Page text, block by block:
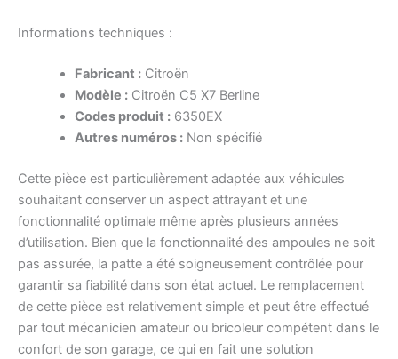
Informations techniques :
Fabricant :Citroën
Modèle :Citroën C5 X7 Berline
Codes produit :6350EX
Autres numéros :Non spécifié
Cette pièce est particulièrement adaptée aux véhicules
souhaitant conserver un aspect attrayant et une
fonctionnalité optimale même après plusieurs années
d’utilisation. Bien que la fonctionnalité des ampoules ne soit
pas assurée, la patte a été soigneusement contrôlée pour
garantir sa fiabilité dans son état actuel. Le remplacement
de cette pièce est relativement simple et peut être effectué
par tout mécanicien amateur ou bricoleur compétent dans le
confort de son garage, ce qui en fait une solution